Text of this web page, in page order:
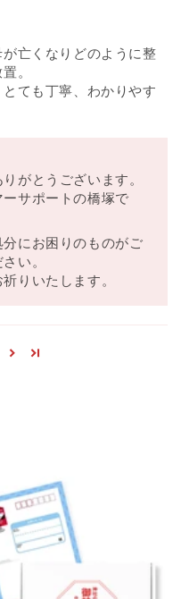
亡くなりどのように整
。
ても丁寧、わかりやす
がとうございます。
ーサポートの橋塚で
にお困りのものがご
い。
りいたします。